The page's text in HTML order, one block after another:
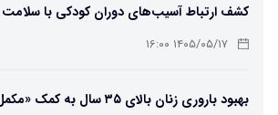
کشف ارتباط آسیب‌های دوران کودکی با سلامت
۱۴۰۵/۰۵/۱۷ ۱۶:۰۰
بهبود باروری زنان بالای ۳۵ سال به